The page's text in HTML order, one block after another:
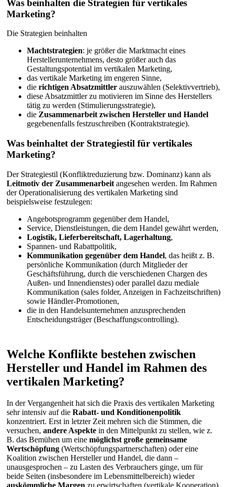
Was beinhalten die Strategien für vertikales
Marketing?
Die Strategien beinhalten
Machtstrategien: je größer die Marktmacht eines
Herstellerunternehmens, desto größer auch das
Gestaltungspotential im vertikalen Marketing,
das vertikale Marketing im engeren Sinne,
die richtigen Absatzmittler auszuwählen (Selektivvertrieb),
diese Absatzmittler zu motivieren im Sinne des Herstellers
tätig zu werden (Stimulierungsstrategie),
die Zusammenarbeit zwischen Hersteller und Handel
gegebenenfalls festzuschreiben (Kontraktstrategie).
Was beinhaltet der Strategiestil für vertikales
Marketing?
Der Strategiestil (Konfliktreduzierung bzw. Dominanz) kann als
Leitmotiv der Zusammenarbeit angesehen werden. Im Rahmen
der Operationalisierung des vertikalen Marketing sind
beispielsweise festzulegen:
Angebotsprogramm gegenüber dem Handel,
Service, Dienstleistungen, die dem Handel gewährt werden,
Logistik, Lieferbereitschaft, Lagerhaltung,
Spannen- und Rabattpolitik,
Kommunikation gegenüber dem Handel, das heißt z. B.
persönliche Kommunikation (durch Mitglieder der
Geschäftsführung, durch die verschiedenen Chargen des
Außen- und Innendienstes) oder parallel dazu mediale
Kommunikation (sales folder, Anzeigen in Fachzeitschriften)
sowie Händler-Promotionen,
die in den Handelsunternehmen anzusprechenden
Entscheidungsträger (Beschaffungscontrolling).
Welche Konflikte bestehen zwischen
Hersteller und Handel im Rahmen des
vertikalen Marketing?
In der Vergangenheit hat sich die Praxis des vertikalen Marketing
sehr intensiv auf die Rabatt- und Konditionenpolitik
konzentriert. Erst in letzter Zeit mehren sich die Stimmen, die
versuchen, andere Aspekte in den Mittelpunkt zu stellen, wie z.
B. das Bemühen um eine möglichst große gemeinsame
Wertschöpfung (Wertschöpfungspartnerschaften) oder eine
Koalition zwischen Hersteller und Handel, die dann –
unausgesprochen – zu Lasten des Verbrauchers ginge, um für
beide Seiten (insbesondere im Lebensmittelbereich) wieder
auskömmliche Margen zu erwirtschaften (vertikale Kooperation).